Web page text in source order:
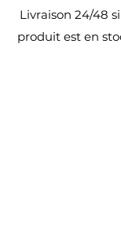
Livraison 24/48
produit est en